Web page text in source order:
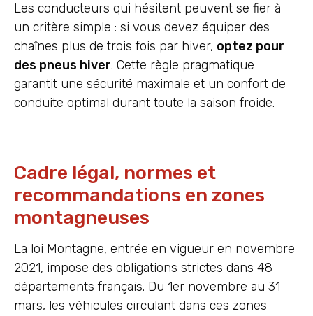
Les conducteurs qui hésitent peuvent se fier à
un critère simple : si vous devez équiper des
chaînes plus de trois fois par hiver, optez pour
des pneus hiver. Cette règle pragmatique
garantit une sécurité maximale et un confort de
conduite optimal durant toute la saison froide.
Cadre légal, normes et
recommandations en zones
montagneuses
La loi Montagne, entrée en vigueur en novembre
2021, impose des obligations strictes dans 48
départements français. Du 1er novembre au 31
mars, les véhicules circulant dans ces zones